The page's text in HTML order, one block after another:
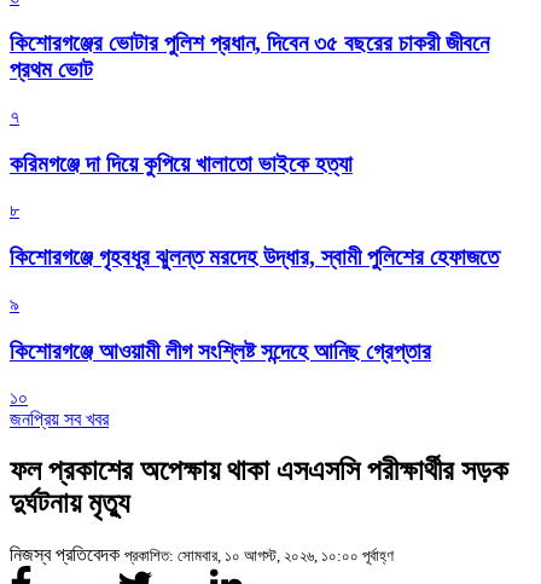
কিশোরগঞ্জের ভোটার পুলিশ প্রধান, দিবেন ৩৫ বছরের চাকরী জীবনে
প্রথম ভোট
৭
করিমগঞ্জে দা দিয়ে কুপিয়ে খালাতো ভাইকে হত্যা
৮
কিশোরগঞ্জে গৃহবধূর ঝুলন্ত মরদেহ উদ্ধার, স্বামী পুলিশের হেফাজতে
৯
কিশোরগঞ্জে আওয়ামী লীগ সংশ্লিষ্ট সন্দেহে আনিছ গ্রেপ্তার
১০
জনপ্রিয় সব খবর
ফল প্রকাশের অপেক্ষায় থাকা এসএসসি পরীক্ষার্থীর সড়ক
দুর্ঘটনায় মৃত্যু
নিজস্ব প্রতিবেদক প্রকাশিত: সোমবার, ১০ আগস্ট, ২০২৬, ১০:০০ পূর্বাহ্ণ